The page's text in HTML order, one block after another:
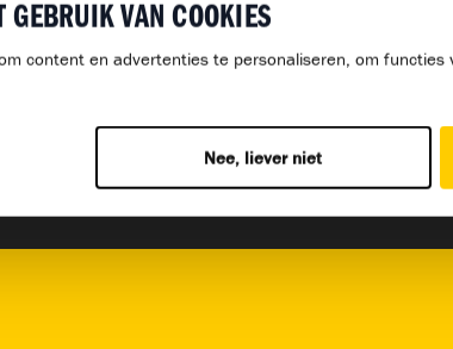
GEBRUIK VAN COOKIES
content en advertenties te personaliseren, om functies
Nee, liever niet
Previous Post
–